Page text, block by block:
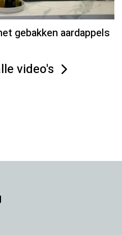
gebakken aardappels
video's